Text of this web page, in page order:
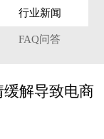
行业新闻
FAQ问答
解导致电商